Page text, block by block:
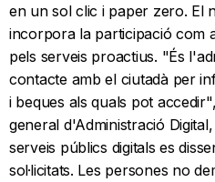
en un sol clic i paper zero. El
incorpora la participació com
pels serveis proactius. "És
contacte amb el ciutadà per
i beques als quals pot
general d'Administració
serveis públics digitals es
sol·licitats. Les persones no